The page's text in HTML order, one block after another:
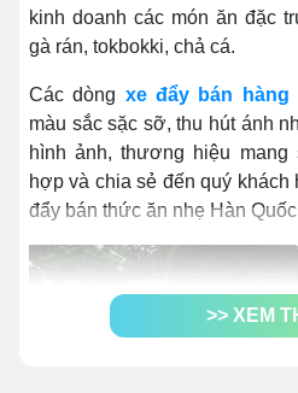
kinh doanh các món ăn đặc
gà rán, tokbokki, chả cá.
Các dòng xe đẩy bán hàng
màu sắc sặc sỡ, thu hút ánh
hình ảnh, thương hiệu mang
hợp và chia sẻ đến quý khách
đẩy bán thức ăn nhẹ Hàn
>> XEM